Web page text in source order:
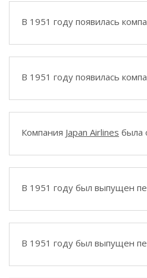
В 1951 году появилась
В 1951 году появилась
Компания Japan Airlines была
В 1951 году был выпущен
В 1951 году был выпущен